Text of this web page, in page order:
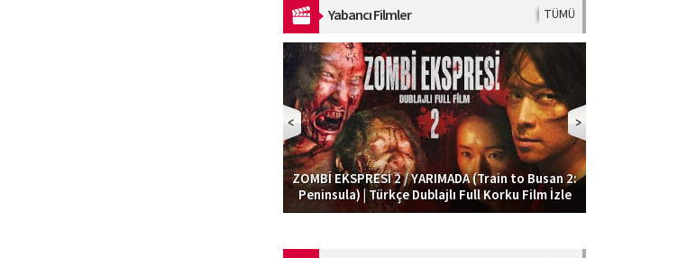
Yabancı Filmler TÜMÜ
ZOMBİ EKSPRESİ 2 / YARIMADA (Train to Busan 2:
Peninsula) | Türkçe Dublajlı Full Korku Film İzle
Zombi Ekspresi (Train to Busan) | Türkçe Dublajlı
Full Korku Film İzle